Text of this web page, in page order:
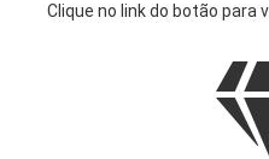
Clique no link do botão para